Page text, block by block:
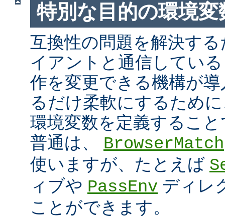
特別な目的の環境変
互換性の問題を解決す
イアントと通信してい
作を変更できる機構が
るだけ柔軟にするため
環境変数を定義するこ
普通は、 BrowserMatch
使いますが、たとえば
ィブや PassEnv ディレ
ことができます。